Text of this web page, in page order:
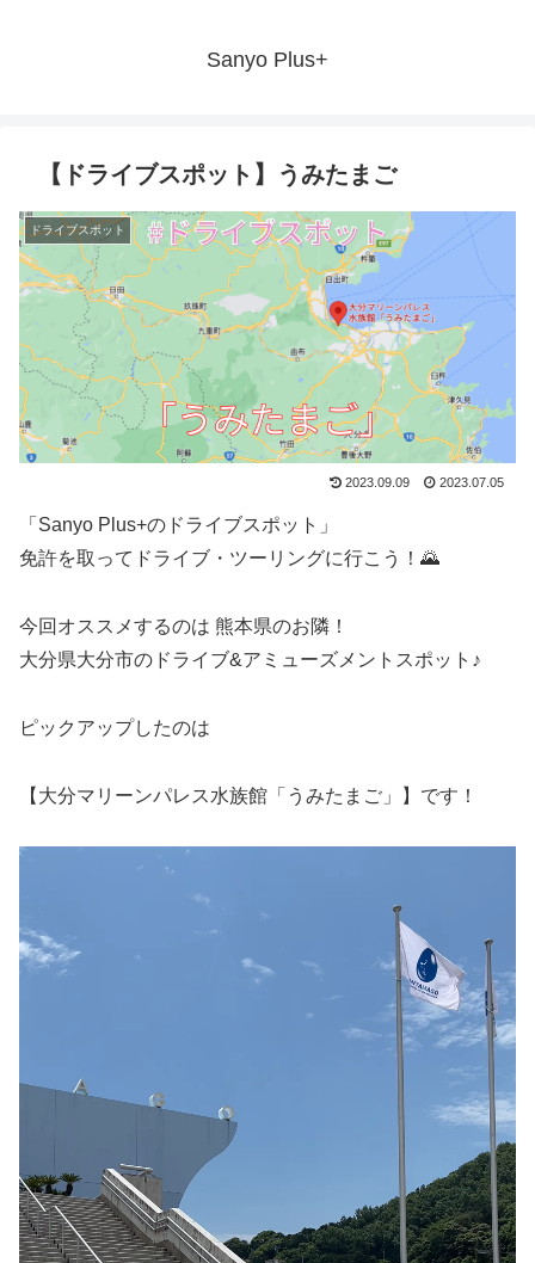
Sanyo Plus+
【ドライブスポット】うみたまご
ドライブスポット
2023.09.09 2023.07.05
「Sanyo Plus+のドライブスポット」
免許を取ってドライブ・ツーリングに行こう！🌄
今回オススメするのは 熊本県のお隣！
大分県大分市のドライブ&アミューズメントスポット♪
ピックアップしたのは
【大分マリーンパレス水族館「うみたまご」】です！